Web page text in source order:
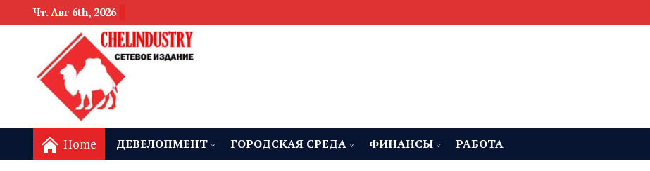
Чт. Авг 6th, 2026
Home ДЕВЕЛОПМЕНТ ГОРОДСКАЯ СРЕДА ФИНАНСЫ РАБОТА